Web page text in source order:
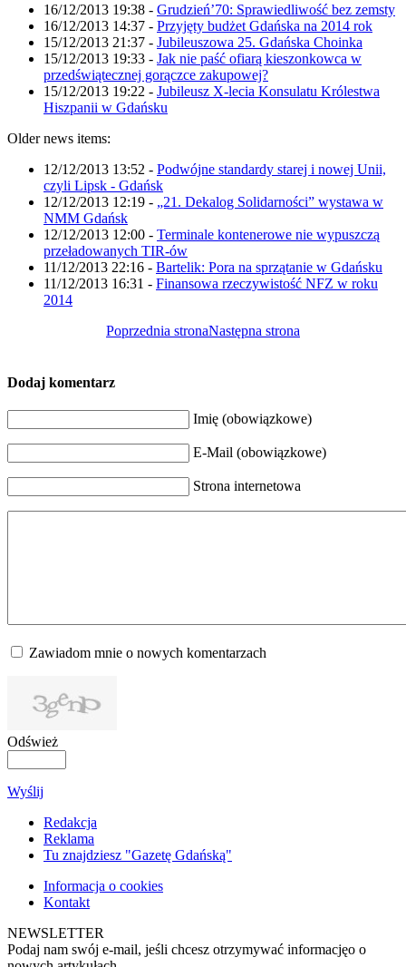
16/12/2013 19:38 - Grudzień’70: Sprawiedliwość bez zemsty
16/12/2013 14:37 - Przyjęty budżet Gdańska na 2014 rok
15/12/2013 21:37 - Jubileuszowa 25. Gdańska Choinka
15/12/2013 19:33 - Jak nie paść ofiarą kieszonkowca w
przedświątecznej gorączce zakupowej?
15/12/2013 19:22 - Jubileusz X-lecia Konsulatu Królestwa
Hiszpanii w Gdańsku
Older news items:
12/12/2013 13:52 - Podwójne standardy starej i nowej Unii,
czyli Lipsk - Gdańsk
12/12/2013 12:19 - „21. Dekalog Solidarności” wystawa w
NMM Gdańsk
12/12/2013 12:00 - Terminale kontenerowe nie wypuszczą
przeładowanych TIR-ów
11/12/2013 22:16 - Bartelik: Pora na sprzątanie w Gdańsku
11/12/2013 16:31 - Finansowa rzeczywistość NFZ w roku
2014
Poprzednia stronaNastępna strona
Dodaj komentarz
Imię (obowiązkowe)
E-Mail (obowiązkowe)
Strona internetowa
Zawiadom mnie o nowych komentarzach
Odśwież
Wyślij
Redakcja
Reklama
Tu znajdziesz "Gazetę Gdańską"
Informacja o cookies
Kontakt
NEWSLETTER
Podaj nam swój e-mail, jeśli chcesz otrzymywać informacjęo o